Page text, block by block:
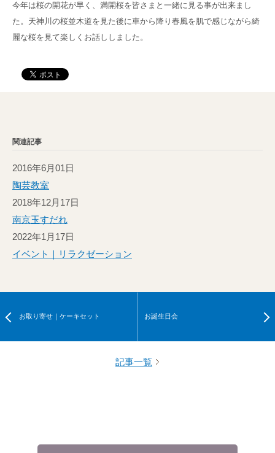
今年は桜の開花が早く、満開桜を皆さまと一緒に見る事が出来まし
た。天神川の桜並木道を見た後に車から降り春風を肌で感じながら綺
麗な桜を見て楽しくお話ししました。
関連記事
2016年6月01日
陶芸教室
2018年12月17日
南京玉すだれ
2022年1月17日
イベント｜リラクゼーション
お取り寄せ｜ケーキセット お誕生日会
記事一覧